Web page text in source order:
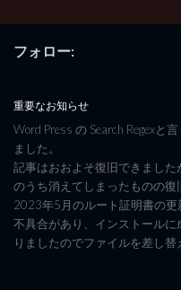
フォロー:
重要なお知らせ
Word Press の Search Regexと
ました。
記事はおおよそ復旧できました
のうち消えてしまったものの復
2023年5月のルート証明書の
不具合があり、インストール
りましたのでファイルを差し替